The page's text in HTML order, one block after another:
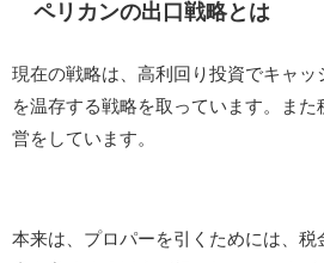
ペリカンの出口戦略とは
現在の戦略は、高利回り投資でキャッ
を温存する戦略を取っています。ま
営をしています。
本来は、プロパーを引くためには、